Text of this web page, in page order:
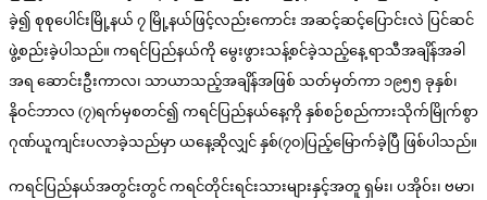
ခဲ့၍ စုစုပေါင်းမြို့နယ် ၇ မြို့နယ်ဖြင့်လည်းကောင်း အဆင့်ဆင့်ပြောင်းလဲ ပြင်ဆင်
ဖွဲ့စည်းခဲ့ပါသည်။ ကရင်ပြည်နယ်ကို မွေးဖွားသန့်စင်ခဲ့သည့်နေ့ ရာသီအချိန်အခါ
အရ ဆောင်းဦးကာလ၊ သာယာသည့်အချိန်အဖြစ် သတ်မှတ်ကာ ၁၉၅၅ ခုနှစ်၊
နိုဝင်ဘာလ (၇)ရက်မှစတင်၍ ကရင်ပြည်နယ်နေ့ကို နှစ်စဉ်စည်ကားသိုက်မြိုက်စွာ
ဂုဏ်ယူကျင်းပလာခဲ့သည်မှာ ယနေ့ဆိုလျှင် နှစ်(၇၀)ပြည့်မြောက်ခဲ့ပြီ ဖြစ်ပါသည်။
ကရင်ပြည်နယ်အတွင်းတွင် ကရင်တိုင်းရင်းသားများနှင့်အတူ ရှမ်း၊ ပအိုဝ်း၊ ဗမာ၊